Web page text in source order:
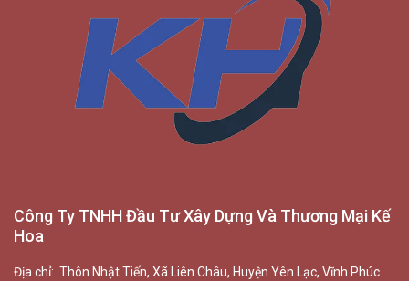
Công Ty TNHH Đầu Tư Xây Dựng Và Thương Mại Kế
Hoa
Địa chỉ: Thôn Nhật Tiến, Xã Liên Châu, Huyện Yên Lạc, Vĩnh Phúc